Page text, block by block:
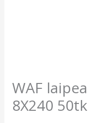
WAF
8X240